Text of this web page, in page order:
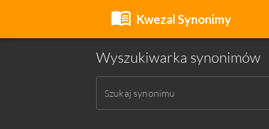
Kwezal Synonimy
Wyszukiwarka synonimów
Szukaj synonimu